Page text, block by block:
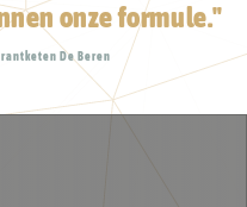
onze formule."
De Beren